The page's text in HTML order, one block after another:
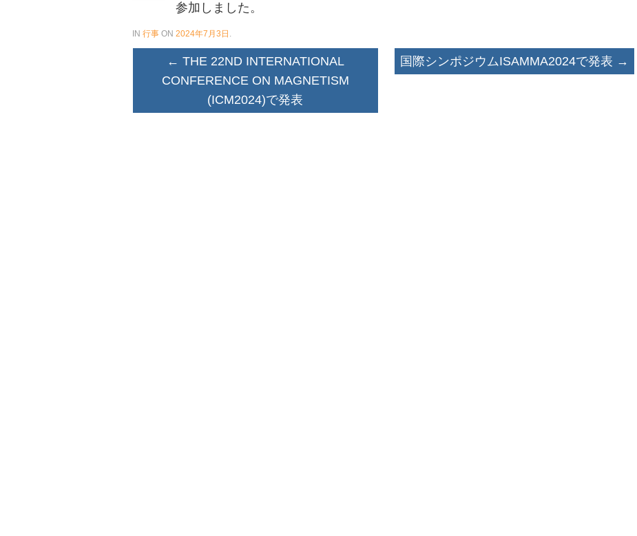
参加しました。
IN 行事 ON 2024年7月3日 .
← THE 22ND INTERNATIONAL
CONFERENCE ON MAGNETISM
(ICM2024)で発表
国際シンポジウムISAMMA2024で発表 →